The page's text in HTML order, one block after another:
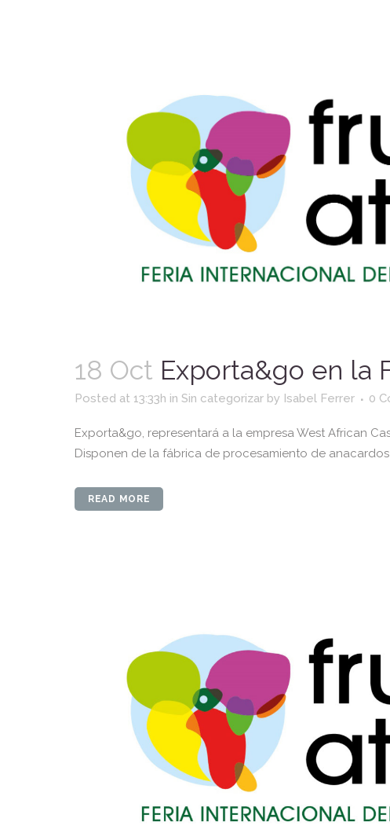
18 Oct Exporta&go en la
Posted at 13:33h in Sin categorizar by Isabel Ferrer 0
Exporta&go, representará a la empresa West African
Disponen de la fábrica de procesamiento de
READ MORE